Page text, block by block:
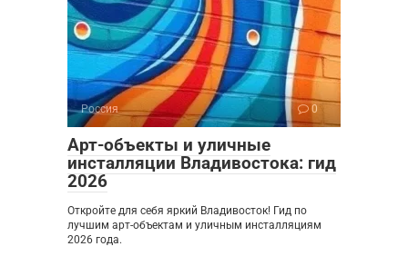
Россия 0
Арт-объекты и уличные
инсталляции Владивостока: гид
2026
Откройте для себя яркий Владивосток! Гид по
лучшим арт-объектам и уличным инсталляциям
2026 года.